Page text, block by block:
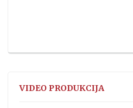
VIDEO PRODUKCIJA